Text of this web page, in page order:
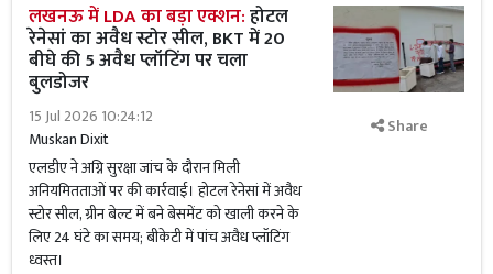
लखनऊ में LDA का बड़ा एक्शन:होटल
रेनेसां का अवैध स्टोर सील, BKT में 20
बीघे की 5 अवैध प्लॉटिंग पर चला
बुलडोजर
15 Jul 2026 10:24:12
Muskan Dixit
एलडीए ने अग्नि सुरक्षा जांच के दौरान मिली
अनियमितताओं पर की कार्रवाई। होटल रेनेसां में अवैध
स्टोर सील, ग्रीन बेल्ट में बने बेसमेंट को खाली करने के
लिए 24 घंटे का समय; बीकेटी में पांच अवैध प्लॉटिंग
ध्वस्त।
Share